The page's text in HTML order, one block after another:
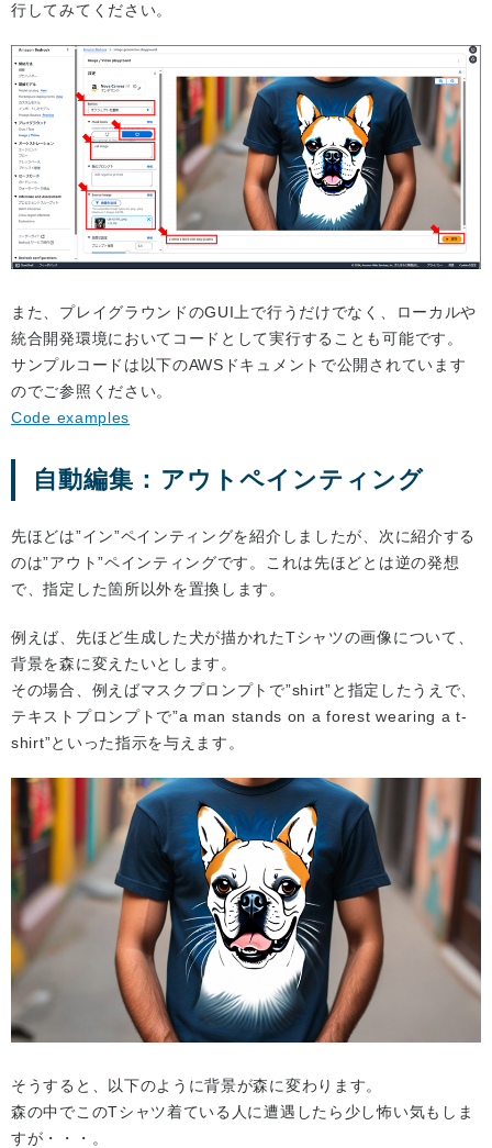
行してみてください。
また、プレイグラウンドのGUI上で行うだけでなく、ローカルや
統合開発環境においてコードとして実行することも可能です。
サンプルコードは以下のAWSドキュメントで公開されています
のでご参照ください。
Code examples
自動編集：アウトペインティング
先ほどは”イン”ペインティングを紹介しましたが、次に紹介する
のは”アウト”ペインティングです。これは先ほどとは逆の発想
で、指定した箇所以外を置換します。
例えば、先ほど生成した犬が描かれたTシャツの画像について、
背景を森に変えたいとします。
その場合、例えばマスクプロンプトで”shirt”と指定したうえで、
テキストプロンプトで”a man stands on a forest wearing a t-
shirt”といった指示を与えます。
そうすると、以下のように背景が森に変わります。
森の中でこのTシャツ着ている人に遭遇したら少し怖い気もしま
すが・・・。